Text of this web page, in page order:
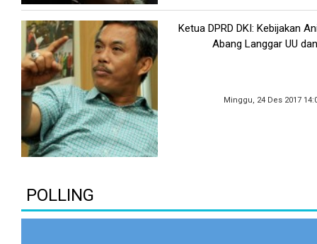
Ketua DPRD DKI: Kebijakan
Abang Langgar UU
Minggu, 24 Des 2017
POLLING